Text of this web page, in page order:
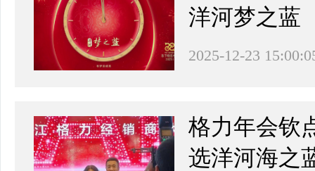
洋河梦之蓝
2025-12-23
格力年会钦
选洋河海之